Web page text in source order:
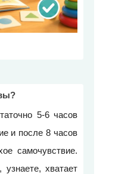
5-6 часов
и после 8 часов
самочувствие.
хватает